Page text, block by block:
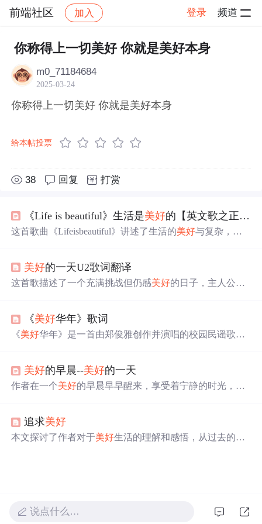
前端社区 加入 登录 频道
社区 前端社区 感慨 帖子详情
你称得上一切美好 你就是美好本身
m0_71184684
2025-03-24
你称得上一切美好 你就是美好本身
给本帖投票
38 回复 打赏
《Life is beautiful》生活是美好的【英文歌之正能量】
这首歌曲《Lifeisbeautiful》讲述了生活的美好与复杂，强
重要性。
美好的一天U2歌词翻译
这首歌描述了一个充满挑战但仍感美好的日子，主人公在
《美好华年》歌词
《美好华年》是一首由郑俊雅创作并演唱的校园民谣歌
听者对于过往时光的怀念。
美好的早晨--美好的一天
作者在一个美好的早晨早早醒来，享受着宁静的时光，翻
追求美好
本文探讨了作者对于美好生活的理解和感悟，从过去的负
说点什么…